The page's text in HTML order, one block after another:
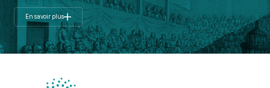
En savoir plus